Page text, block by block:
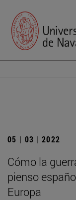
05 | 03 | 2022
Cómo la
pienso
Europa